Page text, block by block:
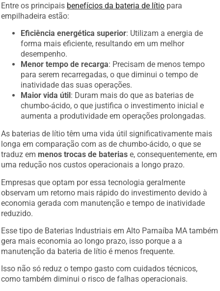
Entre os principais benefícios da bateria de lítio para
empilhadeira estão:
Eficiência energética superior: Utilizam a energia de
forma mais eficiente, resultando em um melhor
desempenho.
Menor tempo de recarga: Precisam de menos tempo
para serem recarregadas, o que diminui o tempo de
inatividade das suas operações.
Maior vida útil : Duram mais do que as baterias de
chumbo-ácido, o que justifica o investimento inicial e
aumenta a produtividade em operações prolongadas.
As baterias de lítio têm uma vida útil significativamente mais
longa em comparação com as de chumbo-ácido, o que se
traduz em menos trocas de baterias e, consequentemente, em
uma redução nos custos operacionais a longo prazo.
Empresas que optam por essa tecnologia geralmente
observam um retorno mais rápido do investimento devido à
economia gerada com manutenção e tempo de inatividade
reduzido.
Esse tipo de Baterias Industriais em Alto Parnaíba MA também
gera mais economia ao longo prazo, isso porque a a
manutenção da bateria de lítio é menos frequente.
Isso não só reduz o tempo gasto com cuidados técnicos,
como também diminui o risco de falhas operacionais.